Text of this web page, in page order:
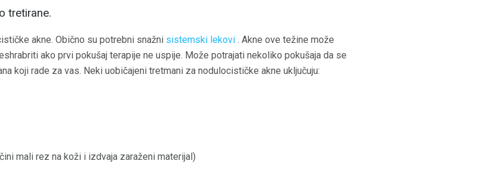
tretirane.
akne. Obično su potrebni snažni sistemski lekovi . Akne ove težine može
ako prvi pokušaj terapije ne uspije. Može potrajati nekoliko pokušaja da se
koji rade za vas. Neki uobičajeni tretmani za nodulocističke akne uključuju:
mali rez na koži i izdvaja zaraženi materijal)